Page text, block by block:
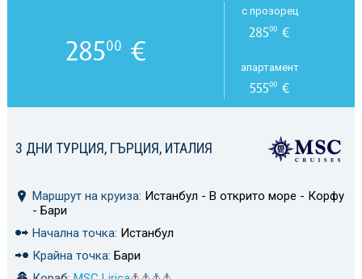
3 ДНИ ТУРЦИЯ, ГЪРЦИЯ, ИТАЛИЯ
Маршрут на круиза: Истанбул - В открито море - Корфу
- Бари
Начална точка: Истанбул
Крайна точка: Бари
28500 €
с прозорец
28500 €
апартамент
55500€